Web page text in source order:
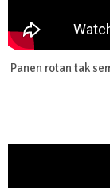
Panen rotan tak